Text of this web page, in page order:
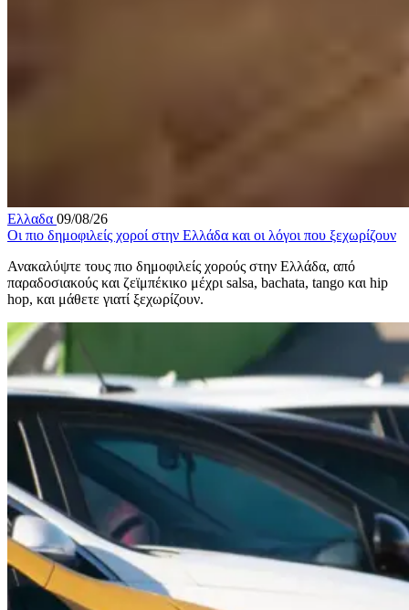
Ελλαδα 09/08/26
Οι πιο δημοφιλείς χοροί στην Ελλάδα και οι λόγοι που ξεχωρίζουν
Ανακαλύψτε τους πιο δημοφιλείς χορούς στην Ελλάδα, από
παραδοσιακούς και ζεϊμπέκικο μέχρι salsa, bachata, tango και hip
hop, και μάθετε γιατί ξεχωρίζουν.